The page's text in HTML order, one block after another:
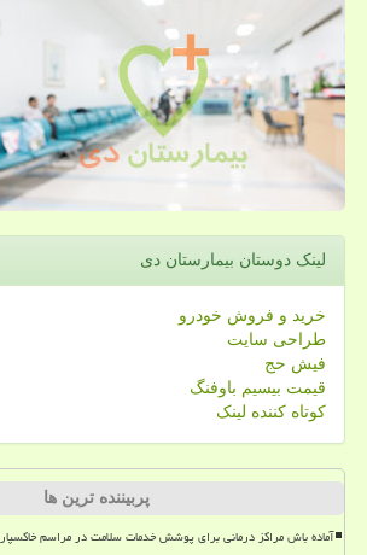
لینک دوستان بیمارستان دی
خرید و فروش خودرو
طراحی سایت
فیش حج
قیمت بیسیم باوفنگ
کوتاه کننده لینک
پربیننده ترین ها
آماده باش مراکز درمانی برای پوشش خدمات سلامت در مراسم